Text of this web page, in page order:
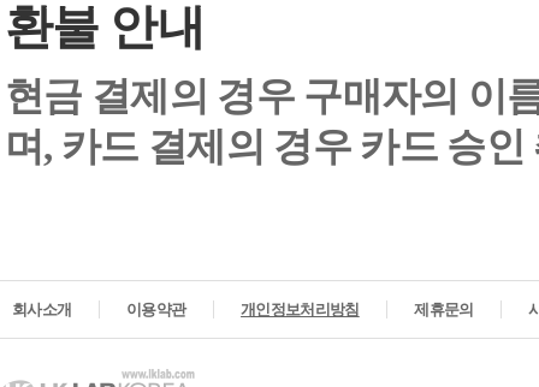
환불 안내
현금 결제의 경우 구매자의 이
며, 카드 결제의 경우 카드 승
회사소개 이용약관 개인정보처리방침 제휴문의